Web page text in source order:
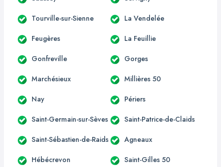
Tourville-sur-Sienne La Vendelée
Feugères La Feuillie
Gonfreville Gorges
Marchésieux Millières 50
Nay Périers
Saint-Germain-sur-Sèves Saint-Patrice-de-Claids
Saint-Sébastien-de-Raids Agneaux
Hébécrevon Saint-Gilles 50